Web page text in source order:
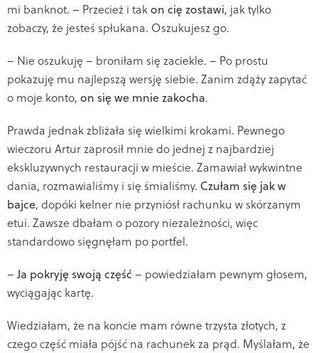
mi banknot. – Przecież i takon cię zostawi, jak tylko
zobaczy, że jesteś spłukana. Oszukujesz go.
– Nie oszukuję – broniłam się zaciekle. – Po prostu
pokazuję mu najlepszą wersję siebie. Zanim zdąży zapytać
o moje konto, on się we mnie zakocha.
Prawda jednak zbliżała się wielkimi krokami. Pewnego
wieczoru Artur zaprosił mnie do jednej z najbardziej
ekskluzywnych restauracji w mieście. Zamawiał wykwintne
dania, rozmawialiśmy i się śmialiśmy. Czułam się jak w
bajce, dopóki kelner nie przyniósł rachunku w skórzanym
etui. Zawsze dbałam o pozory niezależności, więc
standardowo sięgnęłam po portfel.
– Ja pokryję swoją część – powiedziałam pewnym głosem,
wyciągając kartę.
Wiedziałam, że na koncie mam równe trzysta złotych, z
czego część miała pójść na rachunek za prąd. Myślałam, że